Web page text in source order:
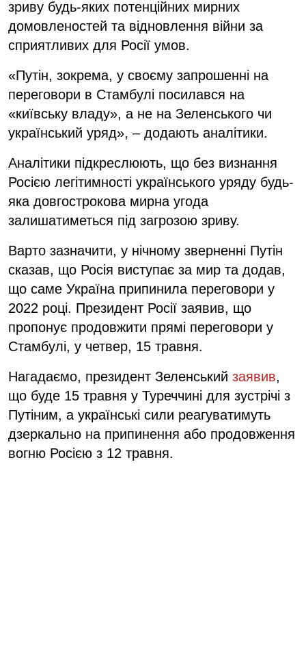
зриву будь-яких потенційних мирних
домовленостей та відновлення війни за
сприятливих для Росії умов.
«Путін, зокрема, у своєму запрошенні на
переговори в Стамбулі посилався на
«київську владу», а не на Зеленського чи
український уряд», – додають аналітики.
Аналітики підкреслюють, що без визнання
Росією легітимності українського уряду будь-
яка довгострокова мирна угода
залишатиметься під загрозою зриву.
Варто зазначити, у нічному зверненні Путін
сказав, що Росія виступає за мир та додав,
що саме Україна припинила переговори у
2022 році. Президент Росії заявив, що
пропонує продовжити прямі переговори у
Стамбулі, у четвер, 15 травня.
Нагадаємо, президент Зеленський заявив,
що буде 15 травня у Туреччині для зустрічі з
Путіним, а українські сили реагуватимуть
дзеркально на припинення або продовження
вогню Росією з 12 травня.